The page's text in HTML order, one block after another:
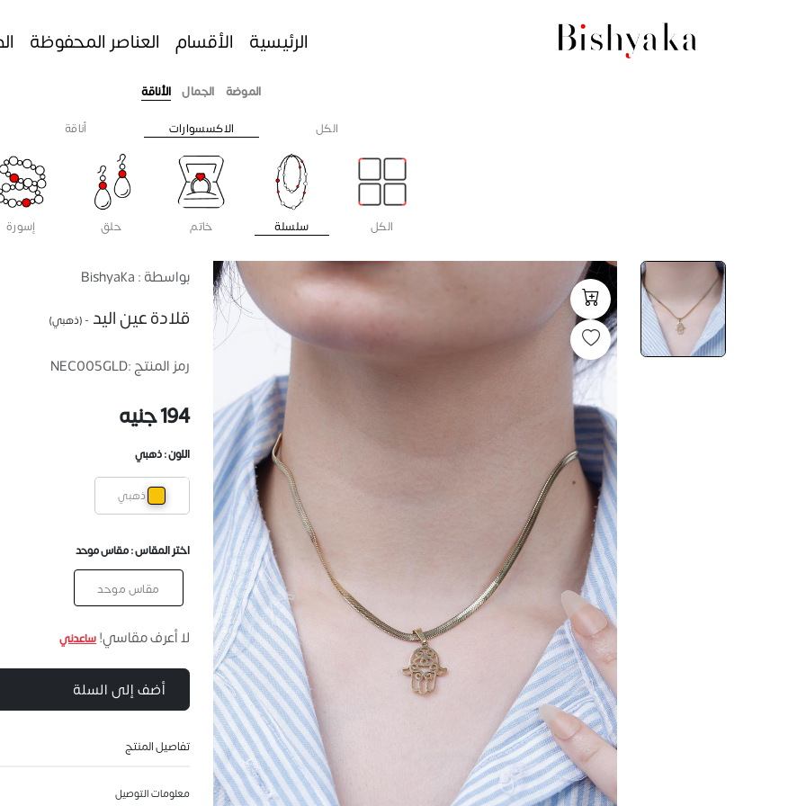
الرئيسية الأقسام العناصر المحفوظة
الموضة الجمال الأناقة
الكل
الاكسسوارات أناقة
الكل سلسلة خاتم حلق إسورة
بواسطة : Bishyaka
قلادة عين اليد - (ذهبي)
رمز المنتج :NEC005GLD
194 جنيه
اللون :ذهبي
ذهبي
اختر المقاس :مقاس موحد
مقاس موحد
لا أعرف مقاسي!ساعدني
أضف إلى السلة
تفاصيل المنتج
معلومات التوصيل